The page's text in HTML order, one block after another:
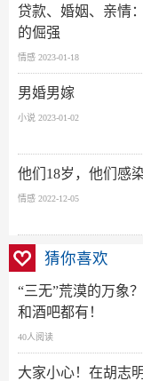
贷款、婚姻、亲情
的倔强
情感 2023-01-18
男婚男嫁
小说 2023-01-02
他们18岁，他们感
情感 2022-12-05
猜你喜欢
“三无”荒漠的万象
和酒吧都有！
40人阅读
大家小心！在胡志